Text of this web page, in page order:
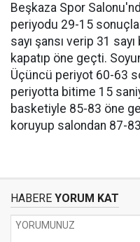
Beşkaza Spor
periyodu 29-15
sayı şansı verip 31
kapatıp öne geçti.
Üçüncü periyot 60-63
periyotta bitime 15
basketiyle 85-83 öne
koruyup salondan 87-83
HABERE YORUM KAT